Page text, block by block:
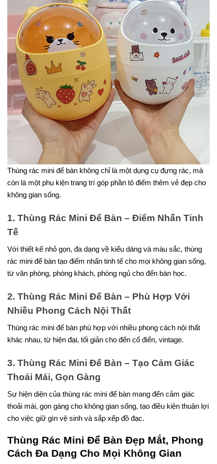
Thùng rác mini để bàn không chỉ là một dụng cụ đựng rác, mà
còn là một phụ kiện trang trí góp phần tô điểm thêm vẻ đẹp cho
không gian sống.
1. Thùng Rác Mini Để Bàn – Điểm Nhấn Tinh
Tế
Với thiết kế nhỏ gọn, đa dạng về kiểu dáng và màu sắc, thùng
rác mini để bàn tạo điểm nhấn tinh tế cho mọi không gian sống,
từ văn phòng, phòng khách, phòng ngủ cho đến bàn học.
2. Thùng Rác Mini Để Bàn – Phù Hợp Với
Nhiều Phong Cách Nội Thất
Thùng rác mini để bàn phù hợp với nhiều phong cách nội thất
khác nhau, từ hiện đại, tối giản cho đến cổ điển, vintage.
3. Thùng Rác Mini Để Bàn – Tạo Cảm Giác
Thoải Mái, Gọn Gàng
Sự hiện diện của thùng rác mini để bàn mang đến cảm giác
thoải mái, gọn gàng cho không gian sống, tạo điều kiện thuận lợi
cho việc giữ gìn vệ sinh và sắp xếp đồ đạc.
Thùng Rác Mini Để Bàn Đẹp Mắt, Phong
Cách Đa Dạng Cho Mọi Không Gian